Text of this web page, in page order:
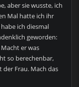
aber sie wusste, ich
Mal hatte ich ihr
ich diesmal
geworden:
er was
so berechenbar,
Frau. Mach das